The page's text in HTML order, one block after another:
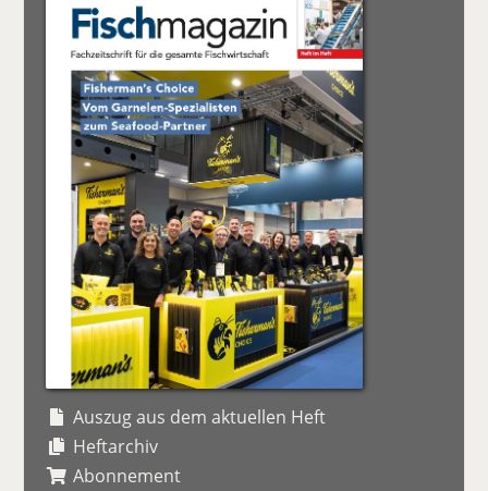
Auszug aus dem aktuellen Heft
Heftarchiv
Abonnement